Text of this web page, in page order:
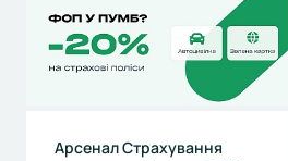
Арсенал Страхування